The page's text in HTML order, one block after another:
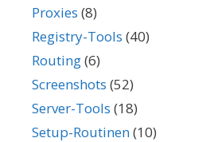
Proxies (8)
Registry-Tools (40)
Routing(6)
Screenshots (52)
Server-Tools (18)
Setup-Routinen(10)